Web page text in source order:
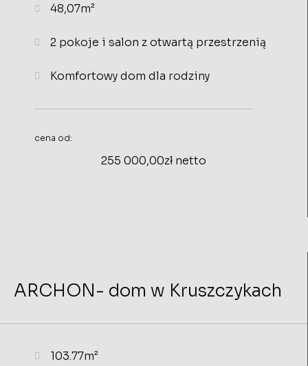
48,07m²
2 pokoje i salon z otwartą przestrzenią
Komfortowy dom dla rodziny
cena od:
255 000,00zł netto
ARCHON- dom w Kruszczykach
103.77m²